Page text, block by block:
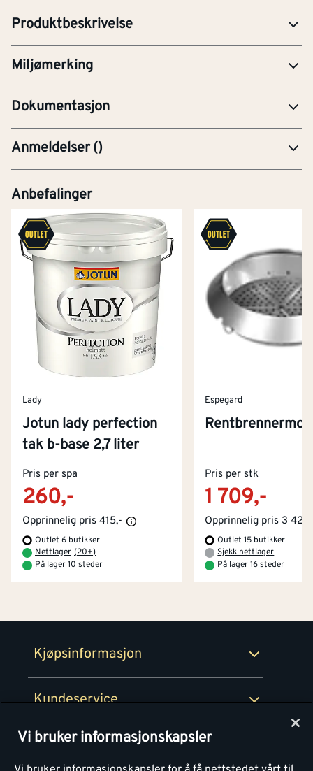
Produktbeskrivelse
Miljømerking
Svanemerket. Slik gjør Svanemerket det
enklere for deg å ta gode miljøvalg.
Dokumentasjon
HEA02
Anmeldelser()
Anbefalinger
Lady
Jotun lady perfection
tak b-base 2,7 liter
Pris per spa
260,-
Opprinnelig pris 415,-
Outlet 6 butikker
Nettlager (20+)
På lager 10 steder
Espegard
Pris per stk
1 709,-
Opprinnelig pris 3
Outlet 15 butikker
Sjekk nettlager
På lager 16 steder
Kjøpsinformasjon
Kjøpsbetingelser
Betaling
Retur- og angrerettsskjema
Kundeservice
Kontakt oss
Tjenester
Montér Klubb
Montér
Om Montér
Byggevarehus og åpningstider
Prismatch
Personvern
Vi bruker informasjonskapsler